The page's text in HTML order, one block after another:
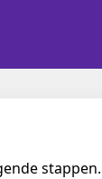
stappen.